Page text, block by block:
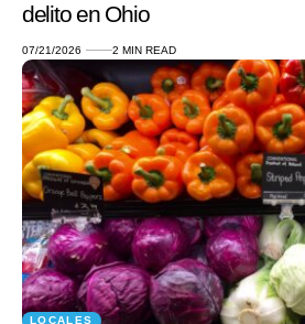
delito en Ohio
07/21/2026 2 MIN READ
LOCALES